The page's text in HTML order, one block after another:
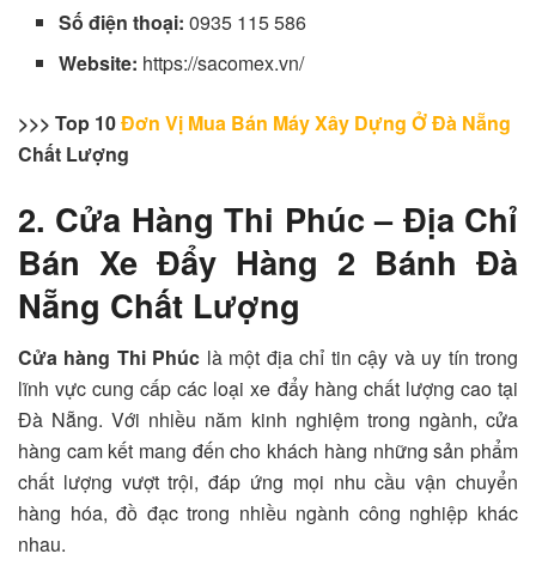
Số điện thoại: 0935 115 586
Website: https://sacomex.vn/
>>> Top 10Đơn Vị Mua Bán Máy Xây Dựng Ở Đà Nẵng
Chất Lượng
2. Cửa Hàng Thi Phúc – Địa Chỉ
Bán Xe Đẩy Hàng 2 Bánh Đà
Nẵng Chất Lượng
Cửa hàng Thi Phúc là một địa chỉ tin cậy và uy tín trong
lĩnh vực cung cấp các loại xe đẩy hàng chất lượng cao tại
Đà Nẵng. Với nhiều năm kinh nghiệm trong ngành, cửa
hàng cam kết mang đến cho khách hàng những sản phẩm
chất lượng vượt trội, đáp ứng mọi nhu cầu vận chuyển
hàng hóa, đồ đạc trong nhiều ngành công nghiệp khác
nhau.